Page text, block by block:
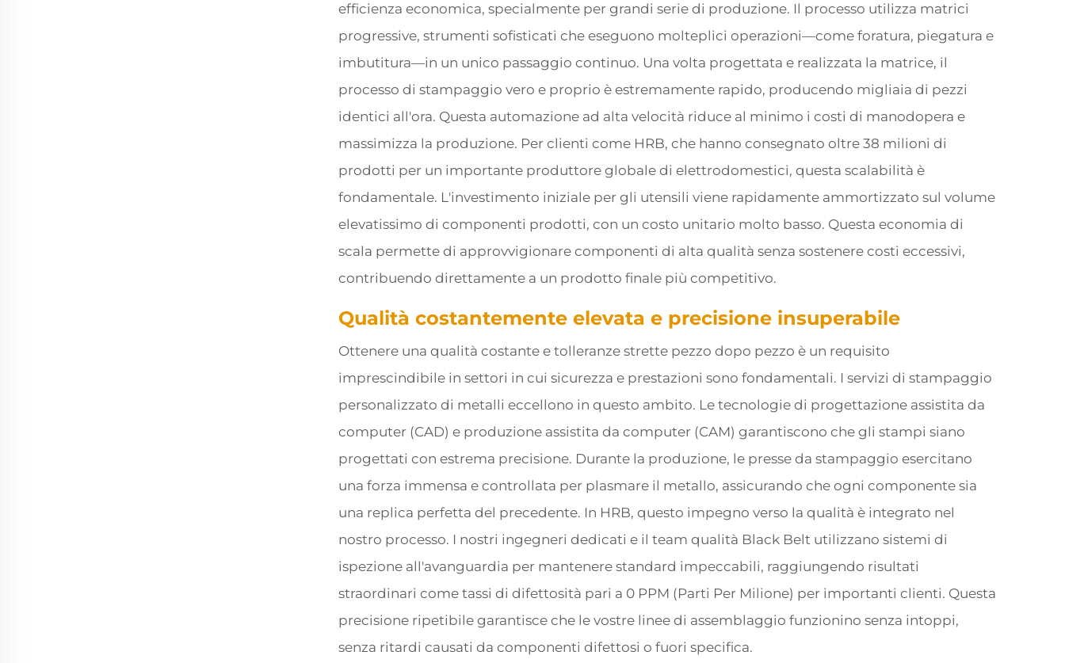
efficienza economica, specialmente per grandi serie di produzione. Il processo utilizza matrici
progressive, strumenti sofisticati che eseguono molteplici operazioni—come foratura, piegatura e
imbutitura—in un unico passaggio continuo. Una volta progettata e realizzata la matrice, il
processo di stampaggio vero e proprio è estremamente rapido, producendo migliaia di pezzi
identici all'ora. Questa automazione ad alta velocità riduce al minimo i costi di manodopera e
massimizza la produzione. Per clienti come HRB, che hanno consegnato oltre 38 milioni di
prodotti per un importante produttore globale di elettrodomestici, questa scalabilità è
fondamentale. L'investimento iniziale per gli utensili viene rapidamente ammortizzato sul volume
elevatissimo di componenti prodotti, con un costo unitario molto basso. Questa economia di
scala permette di approvvigionare componenti di alta qualità senza sostenere costi eccessivi,
contribuendo direttamente a un prodotto finale più competitivo.
Qualità costantemente elevata e precisione insuperabile
Ottenere una qualità costante e tolleranze strette pezzo dopo pezzo è un requisito
imprescindibile in settori in cui sicurezza e prestazioni sono fondamentali. I servizi di stampaggio
personalizzato di metalli eccellono in questo ambito. Le tecnologie di progettazione assistita da
computer (CAD) e produzione assistita da computer (CAM) garantiscono che gli stampi siano
progettati con estrema precisione. Durante la produzione, le presse da stampaggio esercitano
una forza immensa e controllata per plasmare il metallo, assicurando che ogni componente sia
una replica perfetta del precedente. In HRB, questo impegno verso la qualità è integrato nel
nostro processo. I nostri ingegneri dedicati e il team qualità Black Belt utilizzano sistemi di
ispezione all'avanguardia per mantenere standard impeccabili, raggiungendo risultati
straordinari come tassi di difettosità pari a 0 PPM (Parti Per Milione) per importanti clienti. Questa
precisione ripetibile garantisce che le vostre linee di assemblaggio funzionino senza intoppi,
senza ritardi causati da componenti difettosi o fuori specifica.